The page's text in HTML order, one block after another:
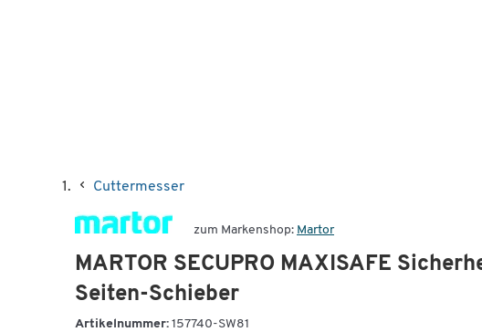
Cuttermesser
zum Markenshop: Martor
MARTOR SECUPRO MAXISAFE
Seiten-Schieber
Artikelnummer: 157740-SW81